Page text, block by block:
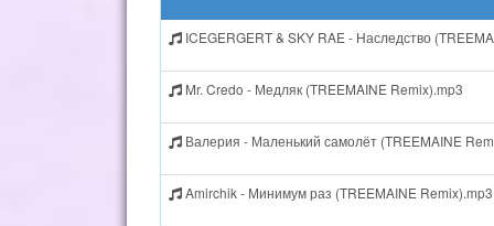
ICEGERGERT & SKY RAE - Наследство
Mr. Credo - Медляк (TREEMAINE Remix).mp3
Валерия - Маленький самолёт (TREEMAINE
Amirchik - Минимум раз (TREEMAINE Remix).mp3